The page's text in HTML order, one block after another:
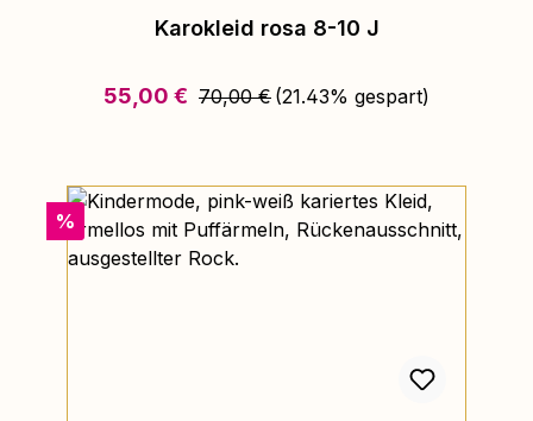
Karokleid rosa 8-10 J
Verkaufspreis:
55,00 € Regulärer Preis:
70,00 € (21.43% gespart)
Rabatt
%